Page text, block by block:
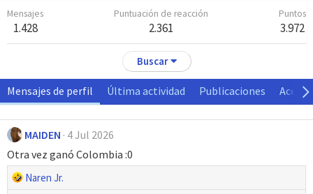
Mensajes
1.428
Puntuación de reacción
2.361
Puntos
3.972
Buscar
Mensajes de perfil Última actividad Publicaciones Acerca
MAIDEN 4 Jul 2026
Otra vez ganó Colombia :0
R
Naren Jr.